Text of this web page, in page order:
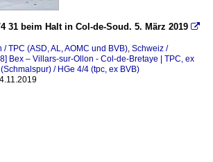
31 beim Halt in Col-de-Soud. 5. März 2019 
TPC (ASD, AL, AOMC und BVB) Schweiz /
Bex – Villars-sur-Ollon - Col-de-Bretaye | TPC, ex
/ HGe 4/4 (tpc, ex BVB)